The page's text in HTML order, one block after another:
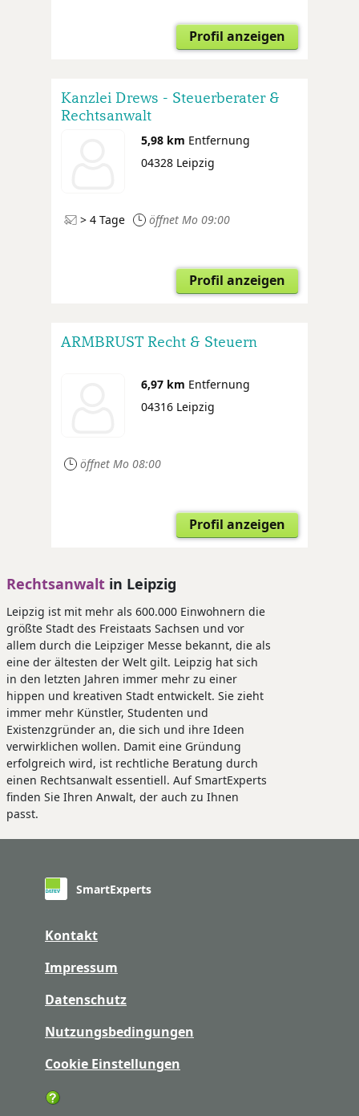
Profil anzeigen
Kanzlei Drews - Steuerberater &
Rechtsanwalt
5,98 km Entfernung
04328 Leipzig
> 4 Tage öffnet Mo 09:00
Profil anzeigen
ARMBRUST Recht & Steuern
6,97 km Entfernung
04316 Leipzig
öffnet Mo 08:00
Profil anzeigen
Rechtsanwaltin Leipzig
Leipzig ist mit mehr als 600.000 Einwohnern die
größte Stadt des Freistaats Sachsen und vor
allem durch die Leipziger Messe bekannt, die als
eine der ältesten der Welt gilt. Leipzig hat sich
in den letzten Jahren immer mehr zu einer
hippen und kreativen Stadt entwickelt. Sie zieht
immer mehr Künstler, Studenten und
Existenzgründer an, die sich und ihre Ideen
verwirklichen wollen. Damit eine Gründung
erfolgreich wird, ist rechtliche Beratung durch
einen Rechtsanwalt essentiell. Auf SmartExperts
finden Sie Ihren Anwalt, der auch zu Ihnen
passt.
SmartExperts
Kontakt
Impressum
Datenschutz
Nutzungsbedingungen
Cookie Einstellungen